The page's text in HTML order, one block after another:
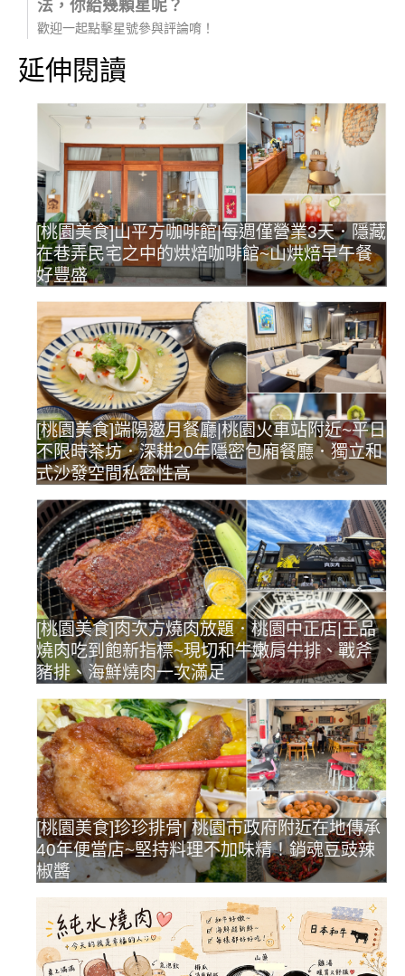
法，你給幾顆星呢？
歡迎一起點擊星號參與評論唷！
延伸閱讀
[桃園美食]山平方咖啡館|每週僅營業3天．隱藏
在巷弄民宅之中的烘焙咖啡館~山烘焙早午餐
好豐盛
[桃園美食]端陽邀月餐廳|桃園火車站附近~平日
不限時茶坊．深耕20年隱密包廂餐廳．獨立和
式沙發空間私密性高
[桃園美食]肉次方燒肉放題．桃園中正店|王品
燒肉吃到飽新指標~現切和牛嫩肩牛排、戰斧
豬排、海鮮燒肉一次滿足
[桃園美食]珍珍排骨| 桃園市政府附近在地傳承
40年便當店~堅持料理不加味精！銷魂豆豉辣
椒醬